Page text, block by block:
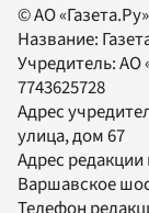
© АО
Название:
Учредитель:АО
7743625728
Адрес
улица, дом 67
Адрес редакции
Варшавское